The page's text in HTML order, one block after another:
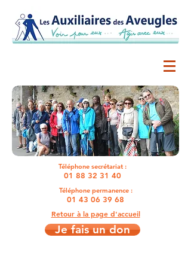
Téléphone secrétariat :
01 88 32 31 40
Téléphone permanence :
01 43 06 39 68
Retour à la page d'accueil
Je fais un don